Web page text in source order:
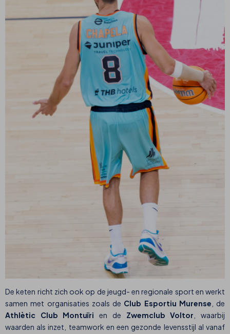
De keten richt zich ook op de jeugd- en regionale sport en werkt
samen met organisaties zoals de Club Esportiu Murense , de
Athlètic Club Montuïrien de Zwemclub Voltor , waarbij
waarden als inzet, teamwork en een gezonde levensstijl al vanaf